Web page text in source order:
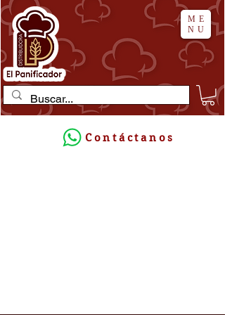
ME
NU
Contáctanos